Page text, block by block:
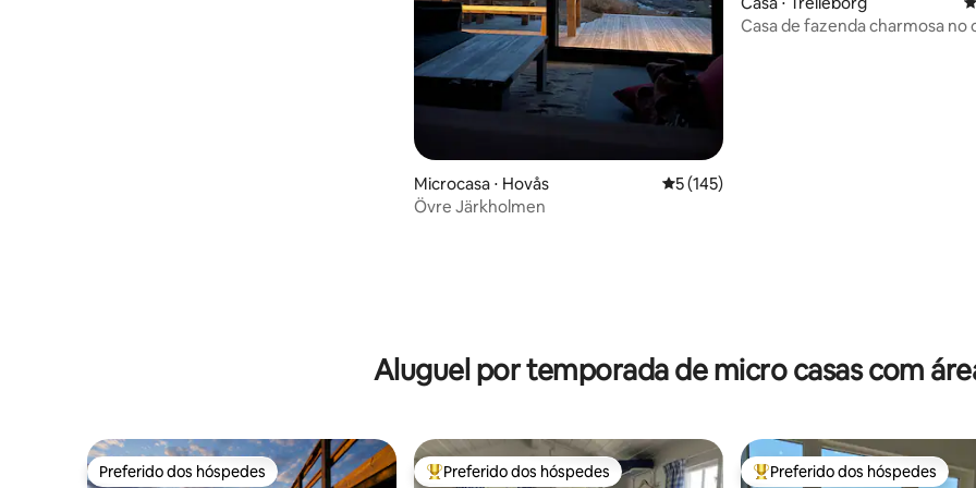
Microcasa ⋅ Hovås 5 de uma avaliação média de 5, 145
5 (145)
Övre Järkholmen
Casa de fazenda charmosa no
Aluguel por temporada de micro casas com
Preferido dos hóspedes
Preferido dos hóspedes Entre os melhores preferidos dos hóspedes
Preferido dos hóspedes Entre os melhores preferidos
Preferido dos hóspedes